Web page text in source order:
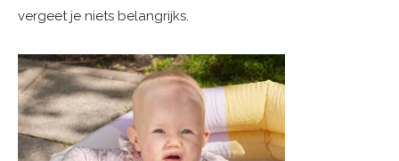
vergeet je niets belangrijks.